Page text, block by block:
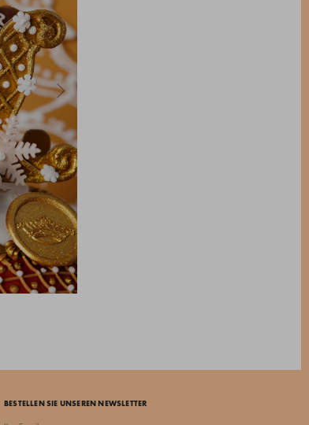
BESTELLEN SIE UNSEREN NEWSLETTER